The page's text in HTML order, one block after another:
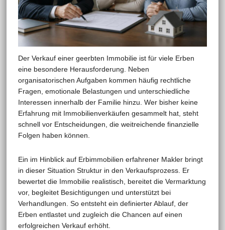
Der Verkauf einer geerbten Immobilie ist für viele Erben
eine besondere Herausforderung. Neben
organisatorischen Aufgaben kommen häufig rechtliche
Fragen, emotionale Belastungen und unterschiedliche
Interessen innerhalb der Familie hinzu. Wer bisher keine
Erfahrung mit Immobilienverkäufen gesammelt hat, steht
schnell vor Entscheidungen, die weitreichende finanzielle
Folgen haben können.
Ein im Hinblick auf Erbimmobilien erfahrener Makler bringt
in dieser Situation Struktur in den Verkaufsprozess. Er
bewertet die Immobilie realistisch, bereitet die Vermarktung
vor, begleitet Besichtigungen und unterstützt bei
Verhandlungen. So entsteht ein definierter Ablauf, der
Erben entlastet und zugleich die Chancen auf einen
erfolgreichen Verkauf erhöht.